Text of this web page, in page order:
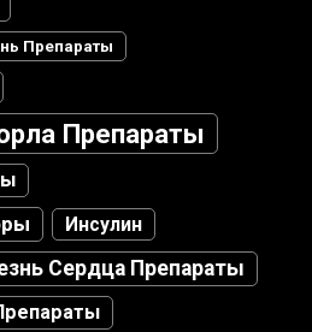
Препараты
Препараты
Инсулин
Сердца Препараты